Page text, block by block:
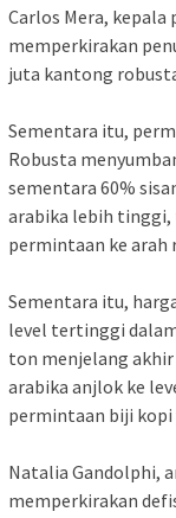
Carlos Mera,
memperkirakan
juta kantong
Sementara itu,
Robusta
sementara 60%
arabika lebih
permintaan ke arah
Sementara itu,
level tertinggi dalam
ton menjelang akhir
arabika anjlok ke
permintaan biji
Natalia Gandolphi,
memperkirakan